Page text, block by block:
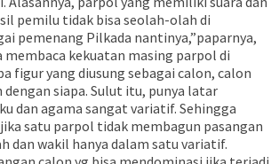
pemilu tidak bisa seolah-olah di
pemenang Pilkada nantinya,”paparnya,
membaca kekuatan masing parpol di
figur yang diusung sebagai calon, calon
dengan siapa. Sulut itu, punya latar
dan agama sangat variatif. Sehingga
satu parpol tidak membagun pasangan
dan wakil hanya dalam satu variatif.